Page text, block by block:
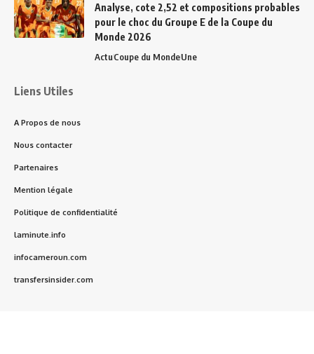
Analyse, cote 2,52 et compositions probables
pour le choc du Groupe E de la Coupe du
Monde 2026
ActuCoupe du MondeUne
Liens Utiles
A Propos de nous
Nous contacter
Partenaires
Mention légale
Politique de confidentialité
laminute.info
infocameroun.com
transfersinsider.com